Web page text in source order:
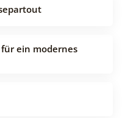
ein modernes